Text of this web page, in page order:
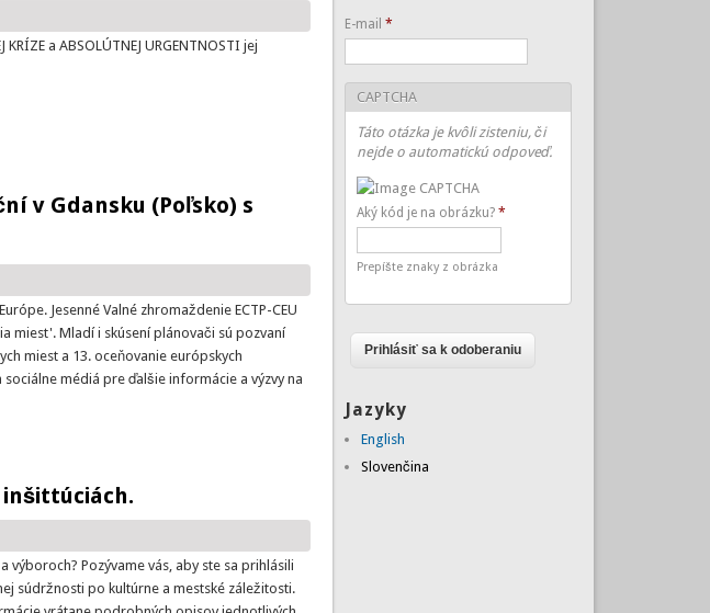
a ABSOLÚTNEJ URGENTNOSTI jej
v Gdansku (Poľsko) s
Jesenné Valné zhromaždenie ECTP-CEU
miest'. Mladí i skúsení plánovači sú pozvaní
miest a 13. oceňovanie európskych
médiá pre ďalšie informácie a výzvy na
s konferenciou na tému 'Transformácia miest'
inšittúciách.
výboroch? Pozývame vás, aby ste sa prihlásili
súdržnosti po kultúrne a mestské záležitosti.
E-mail *
CAPTCHA
Táto otázka je kvôli zisteniu, či
nejde o automatickú odpoveď.
Aký kód je na obrázku? *
Prepíšte znaky z obrázka
Jazyky
English
Slovenčina